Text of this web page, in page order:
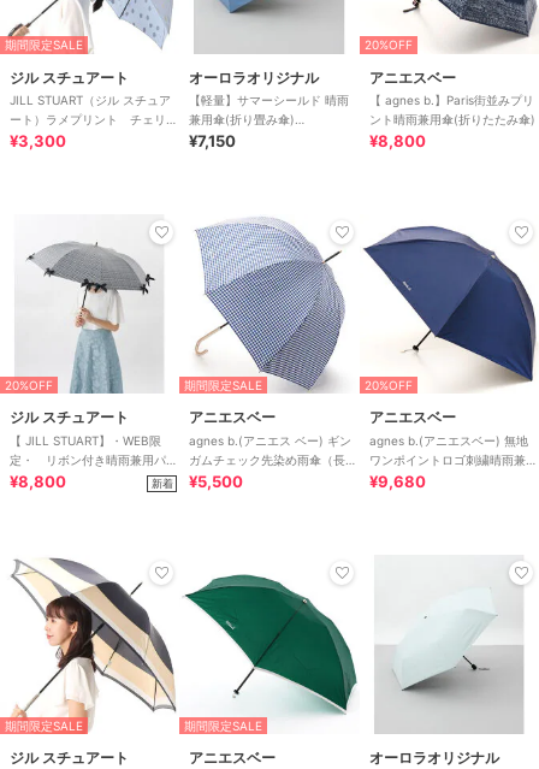
期間限定SALE
ジル スチュアート
JILL STUART（ジル スチュア
ート）ラメプリント チェリー
柄 雨傘（長傘）
¥3,300
オーロラオリジナル
【軽量】サマーシールド 晴雨
兼用傘(折り畳み傘)
「kiten.lab」
¥7,150
20%OFF
アニエスベー
【 agnes b.】Paris街並みプリ
ント晴雨兼用傘(折りたたみ傘)
¥8,800
20%OFF
ジル スチュアート
【 JILL STUART】・WEB限
定・ リボン付き晴雨兼用パラ
ソル(折りたたみ)
¥8,800 新着
期間限定SALE
アニエスベー
agnes b.(アニエス ベー) ギン
ガムチェック先染め雨傘（長
傘）
¥5,500
20%OFF
アニエスベー
agnes b.(アニエスベー) 無地
ワンポイントロゴ刺繍晴雨兼用
傘（折り畳み・ミニ）
¥9,680
期間限定SALE
ジル スチュアート
期間限定SALE
アニエスベー オーロラオリジナル